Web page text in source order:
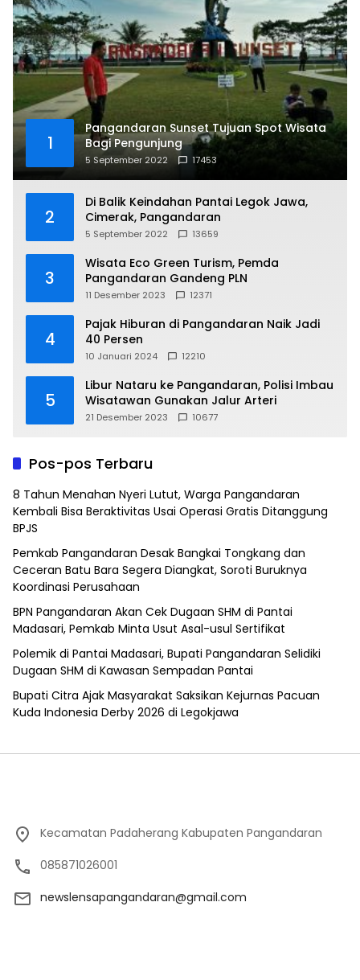
1
Pangandaran Sunset Tujuan Spot Wisata
Bagi Pengunjung
5 September 2022 17453
2
Di Balik Keindahan Pantai Legok Jawa,
Cimerak, Pangandaran
5 September 2022 13659
3
Wisata Eco Green Turism, Pemda
Pangandaran Gandeng PLN
11 Desember 2023 12371
4
Pajak Hiburan di Pangandaran Naik Jadi
40 Persen
10 Januari 2024 12210
5
Libur Nataru ke Pangandaran, Polisi Imbau
Wisatawan Gunakan Jalur Arteri
21 Desember 2023 10677
Pos-pos Terbaru
8 Tahun Menahan Nyeri Lutut, Warga Pangandaran
Kembali Bisa Beraktivitas Usai Operasi Gratis Ditanggung
BPJS
Pemkab Pangandaran Desak Bangkai Tongkang dan
Ceceran Batu Bara Segera Diangkat, Soroti Buruknya
Koordinasi Perusahaan
BPN Pangandaran Akan Cek Dugaan SHM di Pantai
Madasari, Pemkab Minta Usut Asal-usul Sertifikat
Polemik di Pantai Madasari, Bupati Pangandaran Selidiki
Dugaan SHM di Kawasan Sempadan Pantai
Bupati Citra Ajak Masyarakat Saksikan Kejurnas Pacuan
Kuda Indonesia Derby 2026 di Legokjawa
Kecamatan Padaherang Kabupaten Pangandaran
085871026001
newslensapangandaran@gmail.com